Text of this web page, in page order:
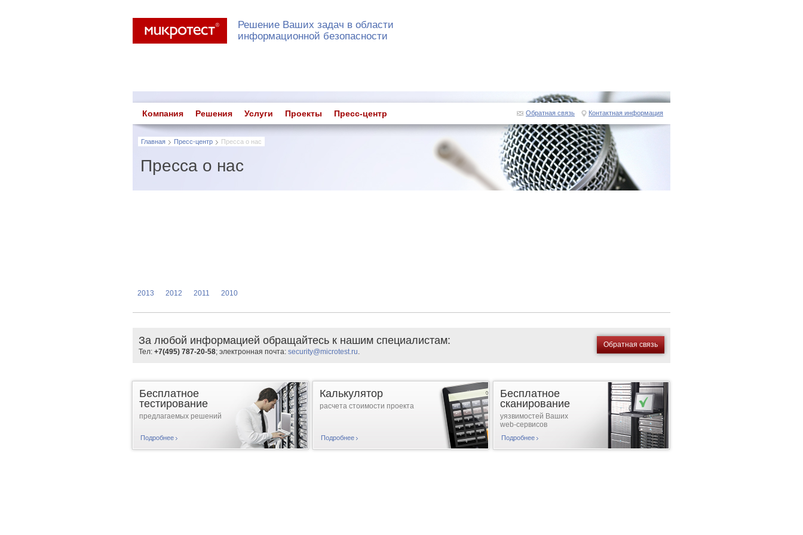
Решение Ваших задач в области
информационной безопасности
Компания Решения Услуги Проекты Пресс-центр Обратная связь Контактная информация
Главная Пресс-центр Пресса о нас
Пресса о нас
2013 2012 2011 2010
За любой информацией обращайтесь к нашим специалистам:
Тел: +7(495) 787-20-58; электронная почта: security@microtest.ru.
Обратная связь
Бесплатное
тестирование
предлагаемых решений
Подробнее
Калькулятор
расчета стоимости проекта
Подробнее
Бесплатное
сканирование
уязвимостей Ваших
web-сервисов
Подробнее